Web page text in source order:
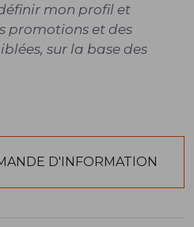
mon profil et
promotions et des
sur la base des